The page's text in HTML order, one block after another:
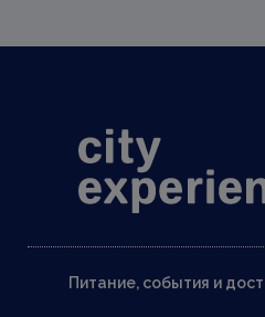
Питание, события и